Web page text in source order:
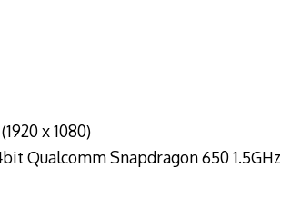
x 1080)
Qualcomm Snapdragon 650 1.5GHz